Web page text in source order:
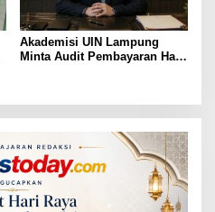
Akademisi UIN Lampung
Minta Audit Pembayaran Hak